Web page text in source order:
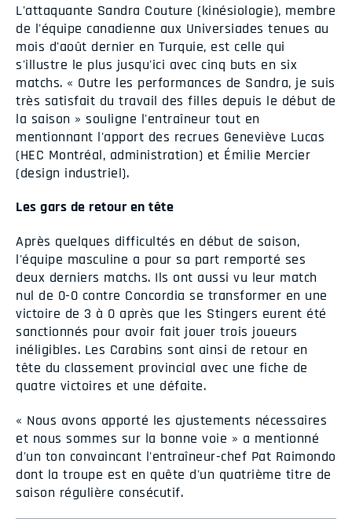
L'attaquante Sandra Couture (kinésiologie), membre
de l'équipe canadienne aux Universiades tenues au
mois d'août dernier en Turquie, est celle qui
s'illustre le plus jusqu'ici avec cinq buts en six
matchs. « Outre les performances de Sandra, je suis
très satisfait du travail des filles depuis le début de
la saison » souligne l'entraîneur tout en
mentionnant l'apport des recrues Geneviève Lucas
(HEC Montréal, administration) et Émilie Mercier
(design industriel).
Les gars de retour en tête
Après quelques difficultés en début de saison,
l'équipe masculine a pour sa part remporté ses
deux derniers matchs. Ils ont aussi vu leur match
nul de 0-0 contre Concordia se transformer en une
victoire de 3 à 0 après que les Stingers eurent été
sanctionnés pour avoir fait jouer trois joueurs
inéligibles. Les Carabins sont ainsi de retour en
tête du classement provincial avec une fiche de
quatre victoires et une défaite.
« Nous avons apporté les ajustements nécessaires
et nous sommes sur la bonne voie » a mentionné
d'un ton convaincant l'entraîneur-chef Pat Raimondo
dont la troupe est en quête d'un quatrième titre de
saison régulière consécutif.